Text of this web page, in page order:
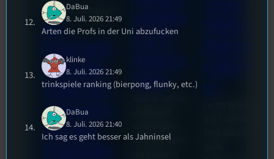
Sao-Mai Sol Nguyen
44.
Stummfil
mwoche
2026: Ein
Interview
mit der
ive in
burg
Und wie sieht
DaBua
8. Juli. 2026 21:49
Arten die Profs in der Uni abzufucken
klinke
8. Juli. 2026 21:49
trinkspiele ranking (bierpong, flunky, etc.)
DaBua
8. Juli. 2026 21:40
Ich sag es geht besser als Jahninsel